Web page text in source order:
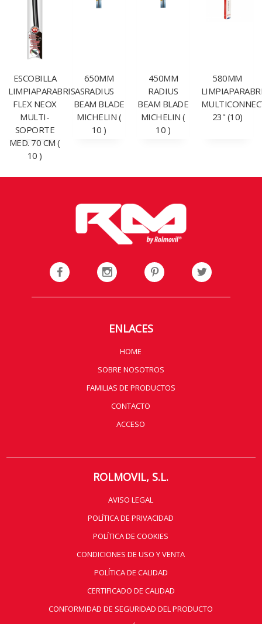
ESCOBILLA
LIMPIAPARABRISAS
FLEX NEOX
MULTI-
SOPORTE
MED. 70 CM (
10 )
650MM
RADIUS
BEAM BLADE
MICHELIN (
10 )
450MM
RADIUS
BEAM BLADE
MICHELIN (
10 )
580MM
23" (10)
ENLACES
HOME
SOBRE NOSOTROS
FAMILIAS DE PRODUCTOS
CONTACTO
ACCESO
ROLMOVIL, S.L.
AVISO LEGAL
POLÍTICA DE PRIVACIDAD
POLÍTICA DE COOKIES
CONDICIONES DE USO Y VENTA
POLÍTICA DE CALIDAD
CERTIFICADO DE CALIDAD
CONFORMIDAD DE SEGURIDAD DEL PRODUCTO